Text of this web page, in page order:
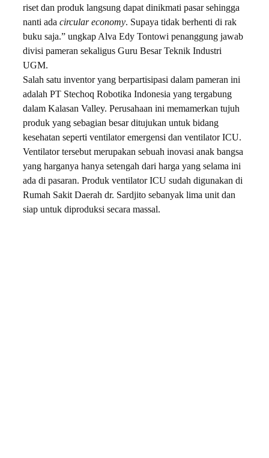
riset dan produk langsung dapat dinikmati pasar sehingga
nanti ada circular economy. Supaya tidak berhenti di rak
buku saja.” ungkap Alva Edy Tontowi penanggung jawab
divisi pameran sekaligus Guru Besar Teknik Industri
UGM.
Salah satu inventor yang berpartisipasi dalam pameran ini
adalah PT Stechoq Robotika Indonesia yang tergabung
dalam Kalasan Valley. Perusahaan ini memamerkan tujuh
produk yang sebagian besar ditujukan untuk bidang
kesehatan seperti ventilator emergensi dan ventilator ICU.
Ventilator tersebut merupakan sebuah inovasi anak bangsa
yang harganya hanya setengah dari harga yang selama ini
ada di pasaran. Produk ventilator ICU sudah digunakan di
Rumah Sakit Daerah dr. Sardjito sebanyak lima unit dan
siap untuk diproduksi secara massal.